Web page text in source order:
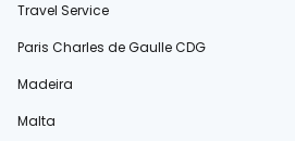
Travel Service
Paris Charles de Gaulle CDG
Madeira
Malta